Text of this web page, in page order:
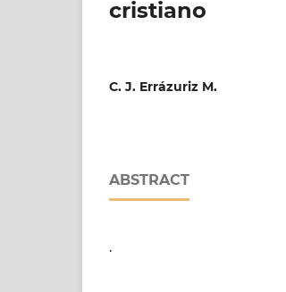
cristiano
C. J. Errázuriz M.
ABSTRACT
.